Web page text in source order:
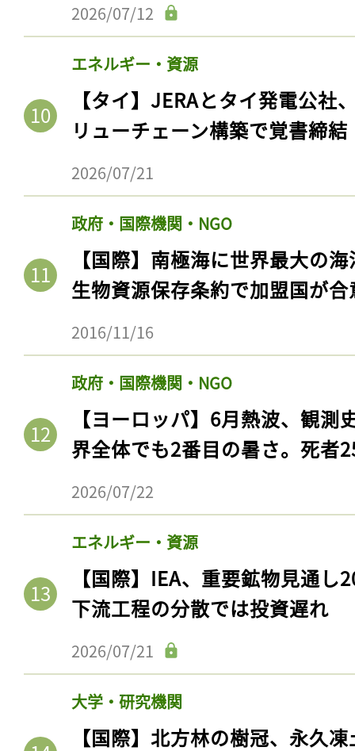
2026/07/12
エネルギー・資源
【タイ】JERAとタイ発電公社
リューチェーン構築で覚書締結
2026/07/21
政府・国際機関・NGO
【国際】南極海に世界最大の
生物資源保存条約で加盟国が合
2016/11/16
政府・国際機関・NGO
【ヨーロッパ】6月熱波、観
界全体でも2番目の暑さ。死者
2026/07/22
エネルギー・資源
【国際】IEA、重要鉱物見通
下流工程の分散では投資遅れ
2026/07/21
大学・研究機関
【国際】北方林の樹冠、永久